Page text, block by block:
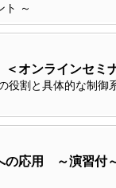
ト ～
オンラインセミ
役割と具体的な制御
の応用 ～演習